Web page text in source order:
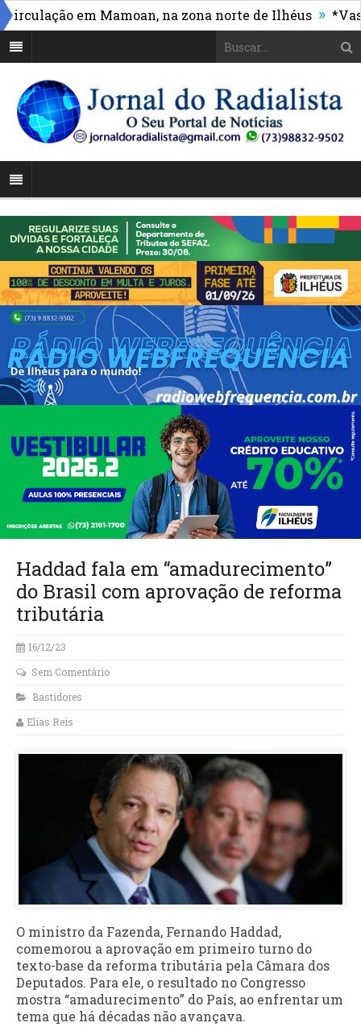
em Mamoan, na zona norte de Ilhéus » *Vasco
Haddad fala em “amadurecimento”
do Brasil com aprovação de reforma
tributária
16/12/23
Sem Comentário
Bastidores
Elias Reis
O ministro da Fazenda, Fernando Haddad,
comemorou a aprovação em primeiro turno do
texto-base da reforma tributária pela Câmara dos
Deputados. Para ele, o resultado no Congresso
mostra “amadurecimento” do País, ao enfrentar um
tema que há décadas não avançava.